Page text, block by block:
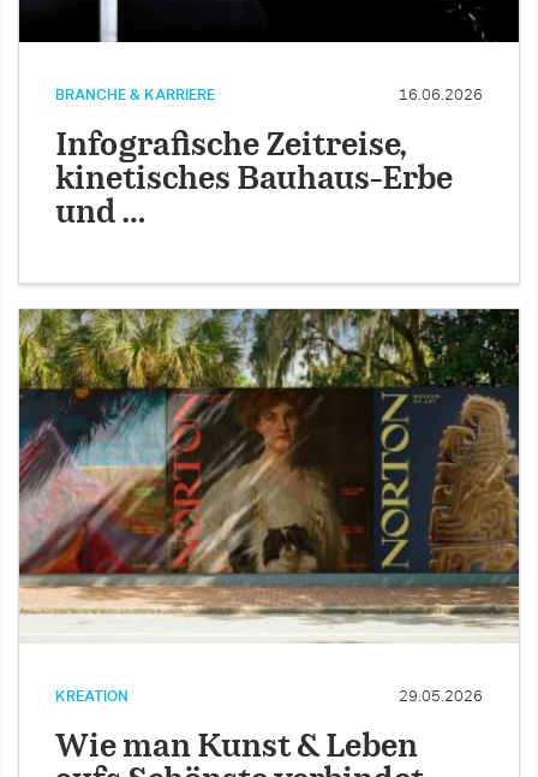
BRANCHE & KARRIERE 16.06.2026
Infografische Zeitreise,
kinetisches Bauhaus-Erbe
und …
KREATION 29.05.2026
Wie man Kunst & Leben